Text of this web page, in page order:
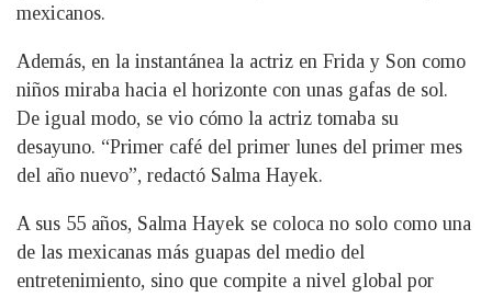
mexicanos.
Además, en la instantánea la actriz en Frida y Son como
niños miraba hacia el horizonte con unas gafas de sol.
De igual modo, se vio cómo la actriz tomaba su
desayuno. “Primer café del primer lunes del primer mes
del año nuevo”, redactó Salma Hayek.
A sus 55 años, Salma Hayek se coloca no solo como una
de las mexicanas más guapas del medio del
entretenimiento, sino que compite a nivel global por